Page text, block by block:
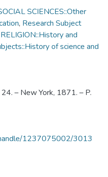
SCIENCES::Other
, Research Subject
and
of science and
– New York, 1871. – P.
1237075002/3013